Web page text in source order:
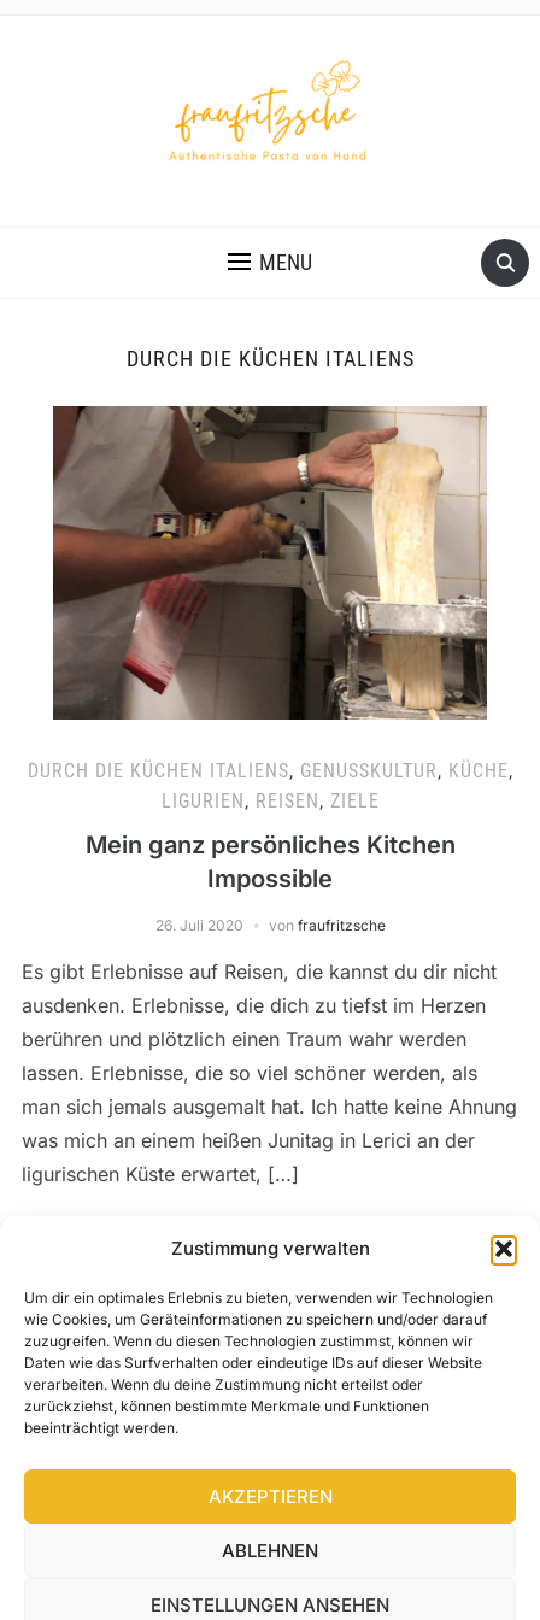
Zustimmung verwalten
Um dir ein optimales Erlebnis zu bieten, verwenden wir Technologien
wie Cookies, um Geräteinformationen zu speichern und/oder darauf
zuzugreifen. Wenn du diesen Technologien zustimmst, können wir
Daten wie das Surfverhalten oder eindeutige IDs auf dieser Website
verarbeiten. Wenn du deine Zustimmung nicht erteilst oder
zurückziehst, können bestimmte Merkmale und Funktionen
beeinträchtigt werden.
AKZEPTIEREN
ABLEHNEN
EINSTELLUNGEN ANSEHEN
MENU
DURCH DIE KÜCHEN ITALIENS
DURCH DIE KÜCHEN ITALIENS, GENUSSKULTUR, KÜCHE,
LIGURIEN, REISEN, ZIELE
Mein ganz persönliches Kitchen
Impossible
26. Juli 2020 von fraufritzsche
Es gibt Erlebnisse auf Reisen, die kannst du dir nicht
ausdenken. Erlebnisse, die dich zu tiefst im Herzen
berühren und plötzlich einen Traum wahr werden
lassen. Erlebnisse, die so viel schöner werden, als
man sich jemals ausgemalt hat. Ich hatte keine Ahnung
was mich an einem heißen Junitag in Lerici an der
ligurischen Küste erwartet, […]
«
IMPRESSUM
DATENSCHUTZERKLÄRUNG